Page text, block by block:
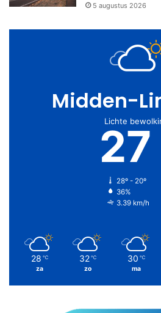
5 augustus 2026
Midden-
Lichte
27
28º - 20º
36%
3.39 km/h
28 ℃
za
32 ℃
zo
30 ℃
ma